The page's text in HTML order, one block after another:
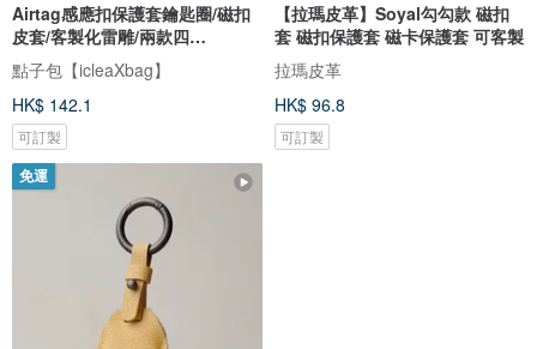
Airtag感應扣保護套鑰匙圈/磁扣
皮套/客製化雷雕/兩款四
色/DG125
點子包【icleaXbag】
HK$ 142.1
可訂製
【拉瑪皮革】Soyal勾勾款 磁扣
套 磁扣保護套 磁卡保護套 可客製
拉瑪皮革
HK$ 96.8
可訂製
免運